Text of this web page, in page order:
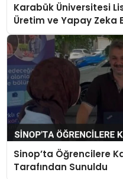
Karabük Üniversitesi
Üretim ve Yapay Zeka
Sinop’ta Öğrencilere
Tarafından Sunuldu